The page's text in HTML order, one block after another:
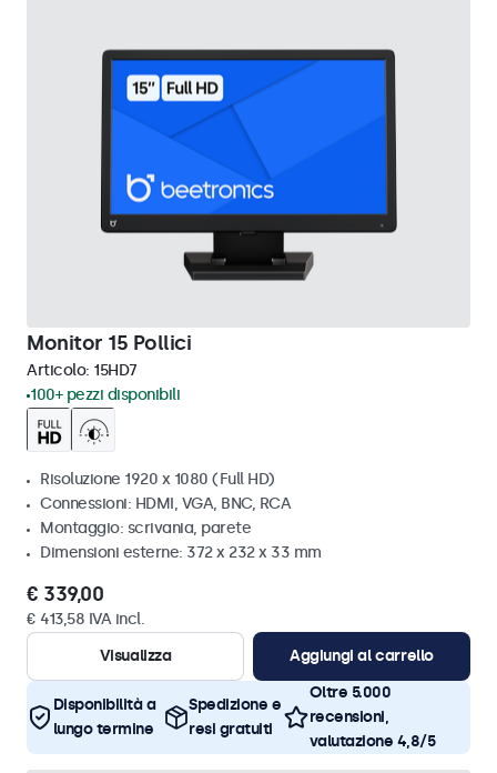
Monitor 15 Pollici
Articolo: 15HD7
100+ pezzi disponibili
Risoluzione 1920 x 1080 (Full HD)
Connessioni: HDMI, VGA, BNC, RCA
Montaggio: scrivania, parete
Dimensioni esterne: 372 x 232 x 33 mm
€ 339,00
€ 413,58 IVA incl.
Visualizza
Aggiungi al carrello
Disponibilità a
lungo termine
Spedizione e
resi gratuiti
Oltre 5.000
recensioni,
valutazione 4,8/5